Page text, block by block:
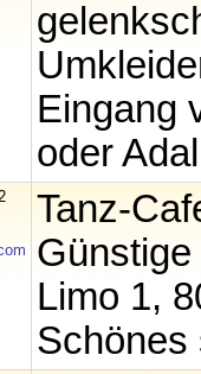
Eingang
oder
Tanz-
Limo 1,
Schönes